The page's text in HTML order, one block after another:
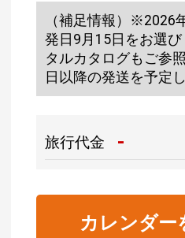
（補足情報）※2026
発日9月15日をお選
タルカタログもご
日以降の発送を予定
旅行代金 -
カレンダー